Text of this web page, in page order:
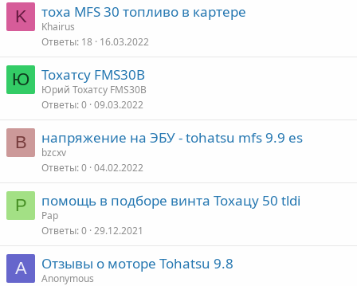
K тоха MFS 30 топливо в картере
Khairus
Ответы 18 16.03.2022
Ю Тохатсу FMS30B
Юрий Тохатсу FMS30B
Ответы 0 09.03.2022
B напряжение на ЭБУ - tohatsu mfs 9.9 es
bzcxv
Ответы 0 04.02.2022
P помощь в подборе винта Тохацу 50 tldi
Pap
Ответы 0 29.12.2021
A Отзывы о моторе Tohatsu 9.8
Anonymous